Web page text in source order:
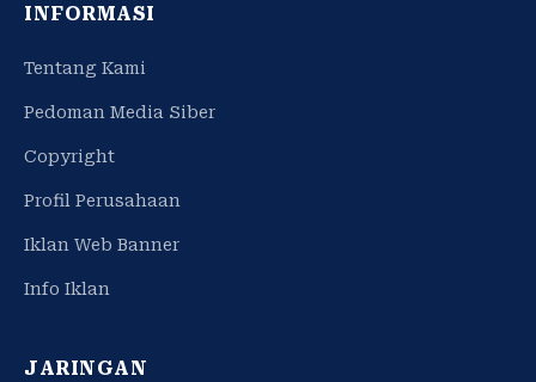
INFORMASI
Tentang Kami
Pedoman Media Siber
Copyright
Profil Perusahaan
Iklan Web Banner
Info Iklan
JARINGAN